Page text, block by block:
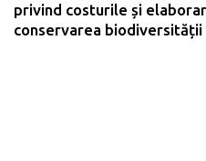
privind costurile și
conservarea biodiversității